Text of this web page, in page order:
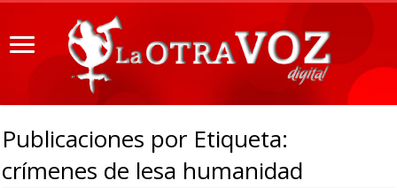
Publicaciones por Etiqueta:
crímenes de lesa humanidad